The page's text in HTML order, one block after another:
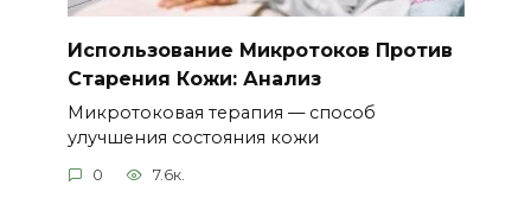
Использование Микротоков Против
Старения Кожи: Анализ
Микротоковая терапия — способ
улучшения состояния кожи
0 7.6к.